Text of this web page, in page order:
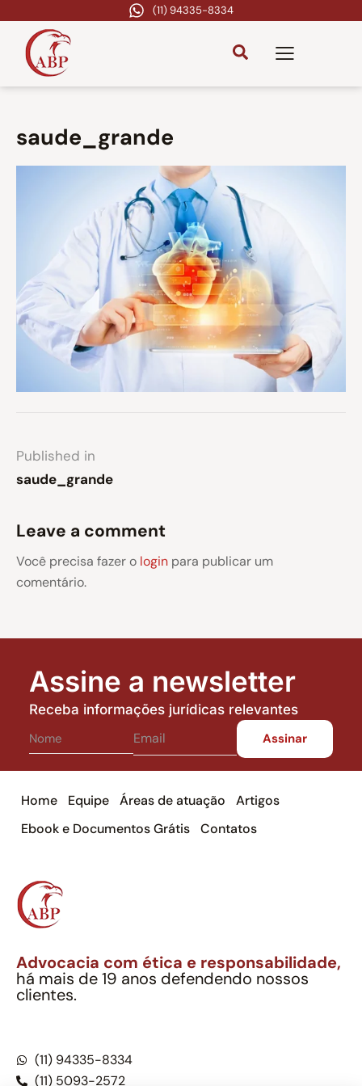
(11) 94335-8334
saude_grande
Published in
saude_grande
Leave a comment
Você precisa fazer o login para publicar um
comentário.
Assine a newsletter
Receba informações jurídicas relevantes
Home Equipe Áreas de atuação
Artigos
Ebook e Documentos Grátis
Contatos
Advocacia com ética e responsabilidade,
há mais de 19 anos defendendo nossos
clientes.
(11) 94335-8334
(11) 5093-2572